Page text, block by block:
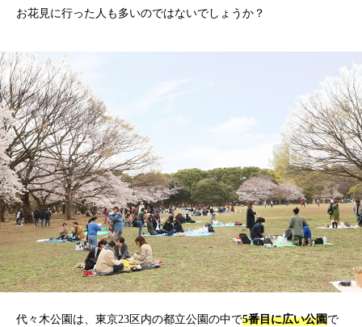
お花見に行った人も多いのではないでしょうか？
代々木公園は、東京23区内の都立公園の中で5番目に広い公園で